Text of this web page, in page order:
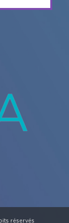
réservés